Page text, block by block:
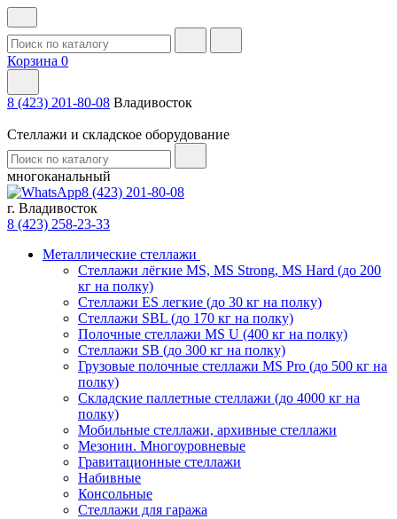
Корзина 0
8 (423) 201-80-08 Владивосток
Стеллажи и складское оборудование
многоканальный
8 (423) 201-80-08
г. Владивосток
8 (423) 258-23-33
Металлические стеллажи
Стеллажи лёгкие MS, MS Strong, MS Hard (до 200
кг на полку)
Стеллажи ES легкие (до 30 кг на полку)
Стеллажи SBL (до 170 кг на полку)
Полочные стеллажи MS U (400 кг на полку)
Стеллажи SB (до 300 кг на полку)
Грузовые полочные стеллажи MS Pro (до 500 кг на
полку)
Складские паллетные стеллажи (до 4000 кг на
полку)
Мобильные стеллажи, архивные стеллажи
Мезонин. Многоуровневые
Гравитационные стеллажи
Набивные
Консольные
Стеллажи для гаража